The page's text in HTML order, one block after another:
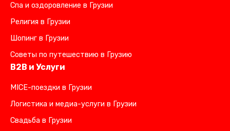
Спа и оздоровление в Грузии
Религия в Грузии
Шопинг в Грузии
Советы по путешествию в Грузию
B2B и Услуги
MICE-поездки в Грузии
Логистика и медиа-услуги в Грузии
Свадьба в Грузии